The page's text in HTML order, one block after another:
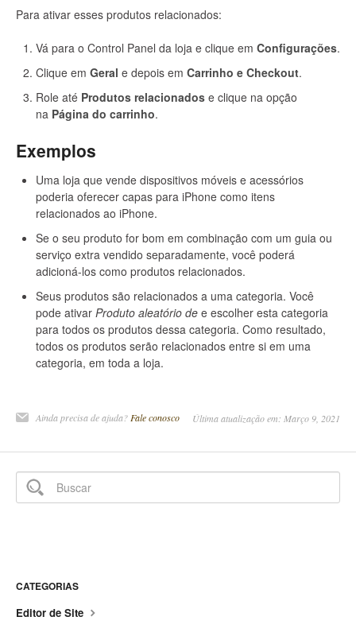
Para ativar esses produtos relacionados:
Vá para o Control Panel da loja e clique em Configurações.
Clique em Geral e depois em Carrinho e Checkout.
Role até Produtos relacionados e clique na opção
na Página do carrinho.
Exemplos
Uma loja que vende dispositivos móveis e acessórios
poderia oferecer capas para iPhone como itens
relacionados ao iPhone.
Se o seu produto for bom em combinação com um guia ou
serviço extra vendido separadamente, você poderá
adicioná-los como produtos relacionados.
Seus produtos são relacionados a uma categoria. Você
pode ativar Produto aleatório de e escolher esta categoria
para todos os produtos dessa categoria. Como resultado,
todos os produtos serão relacionados entre si em uma
categoria, em toda a loja.
Ainda precisa de ajuda?Fale conosco Última atualização em: Março 9, 2021
CATEGORIAS
Editor de Site